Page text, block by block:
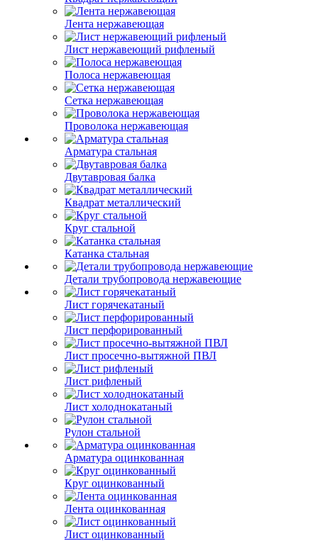
Лента нержавеющая
Лист нержавеющий рифленый
Полоса нержавеющая
Сетка нержавеющая
Проволока нержавеющая
Арматура стальная
Двутавровая балка
Квадрат металлический
Круг стальной
Катанка стальная
Детали трубопровода нержавеющие
Лист горячекатаный
Лист перфорированный
Лист просечно-вытяжной ПВЛ
Лист рифленый
Лист холоднокатаный
Рулон стальной
Арматура оцинкованная
Круг оцинкованный
Лента оцинкованная
Лист оцинкованный